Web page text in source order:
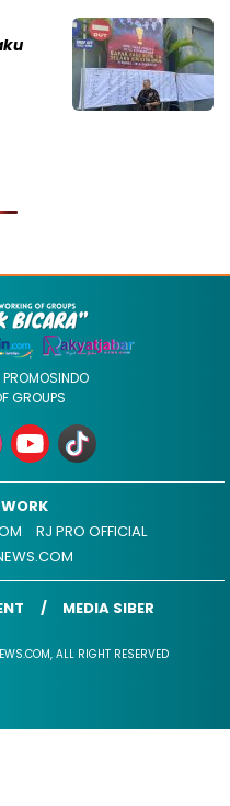
GROUPS
RJ PRO OFFICIAL
MEDIA SIBER
ALL RIGHT RESERVED